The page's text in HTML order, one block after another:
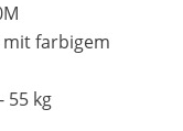
mit farbigem
55 kg